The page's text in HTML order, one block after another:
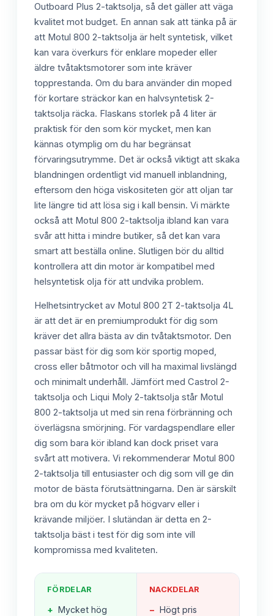
Outboard Plus 2-taktsolja, så det gäller att väga
kvalitet mot budget. En annan sak att tänka på är
att Motul 800 2-taktsolja är helt syntetisk, vilket
kan vara överkurs för enklare mopeder eller
äldre tvåtaktsmotorer som inte kräver
topprestanda. Om du bara använder din moped
för kortare sträckor kan en halvsyntetisk 2-
taktsolja räcka. Flaskans storlek på 4 liter är
praktisk för den som kör mycket, men kan
kännas otymplig om du har begränsat
förvaringsutrymme. Det är också viktigt att skaka
blandningen ordentligt vid manuell inblandning,
eftersom den höga viskositeten gör att oljan tar
lite längre tid att lösa sig i kall bensin. Vi märkte
också att Motul 800 2-taktsolja ibland kan vara
svår att hitta i mindre butiker, så det kan vara
smart att beställa online. Slutligen bör du alltid
kontrollera att din motor är kompatibel med
helsyntetisk olja för att undvika problem.
Helhetsintrycket av Motul 800 2T 2-taktsolja 4L
är att det är en premiumprodukt för dig som
kräver det allra bästa av din tvåtaktsmotor. Den
passar bäst för dig som kör sportig moped,
cross eller båtmotor och vill ha maximal livslängd
och minimalt underhåll. Jämfört med Castrol 2-
taktsolja och Liqui Moly 2-taktsolja står Motul
800 2-taktsolja ut med sin rena förbränning och
överlägsna smörjning. För vardagspendlare eller
dig som bara kör ibland kan dock priset vara
svårt att motivera. Vi rekommenderar Motul 800
2-taktsolja till entusiaster och dig som vill ge din
motor de bästa förutsättningarna. Den är särskilt
bra om du kör mycket på högvarv eller i
krävande miljöer. I slutändan är detta en 2-
taktsolja bäst i test för dig som inte vill
kompromissa med kvaliteten.
FÖRDELAR
+ Mycket hög
NACKDELAR
− Högt pris